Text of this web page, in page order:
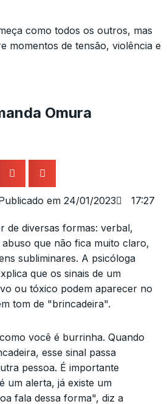
como todos os outros, mas
momentos de tensão, violência e
Omura
em 24/01/2023 17:27
de diversas formas: verbal,
que não fica muito claro,
subliminares. A psicóloga
que os sinais de um
ou tóxico podem aparecer no
tom de "brincadeira".
você é burrinha. Quando
esse sinal passa
pessoa. É importante
um alerta, já existe um
fala dessa forma", diz a